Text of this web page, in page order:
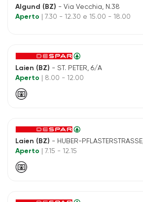
Algund (BZ) - Via Vecchia, N.38
Aperto
| 7.30 - 12.30 e 15.00 - 18.00
Laien (BZ) - ST. PETER, 6/A
Aperto
| 8.00 - 12.00
Laien (BZ) - HUBER-PFLASTERSTRASSE, 3/C
Aperto
| 7.15 - 12.15